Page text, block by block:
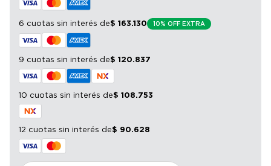
6 cuotas sin interés de$ 163.130 10% OFF EXTRA
9 cuotas sin interés de$ 120.837
10 cuotas sin interés de$ 108.753
12 cuotas sin interés de$ 90.628